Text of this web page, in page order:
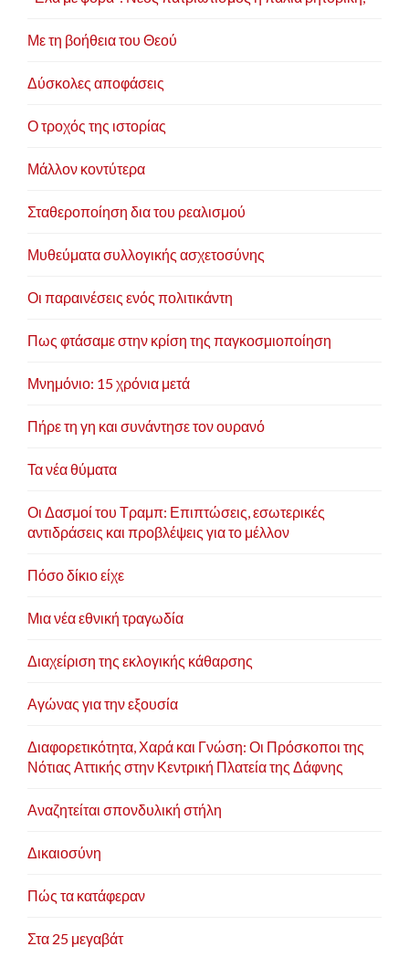
Με τη βοήθεια του Θεού
Δύσκολες αποφάσεις
Ο τροχός της ιστορίας
Μάλλον κοντύτερα
Σταθεροποίηση δια του ρεαλισμού
Μυθεύματα συλλογικής ασχετοσύνης
Οι παραινέσεις ενός πολιτικάντη
Πως φτάσαμε στην κρίση της παγκοσμιοποίηση
Μνημόνιο: 15 χρόνια μετά
Πήρε τη γη και συνάντησε τον ουρανό
Τα νέα θύματα
Οι Δασμοί του Τραμπ: Επιπτώσεις, εσωτερικές
αντιδράσεις και προβλέψεις για το μέλλον
Πόσο δίκιο είχε
Μια νέα εθνική τραγωδία
Διαχείριση της εκλογικής κάθαρσης
Αγώνας για την εξουσία
Διαφορετικότητα, Χαρά και Γνώση: Οι Πρόσκοποι της
Νότιας Αττικής στην Κεντρική Πλατεία της Δάφνης
Αναζητείται σπονδυλική στήλη
Δικαιοσύνη
Πώς τα κατάφεραν
Στα 25 μεγαβάτ